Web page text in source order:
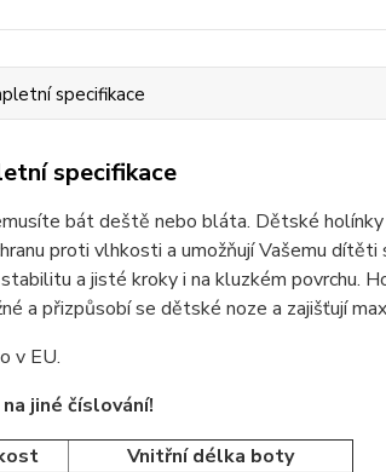
specifikace
specifikace
bát deště nebo bláta. Dětské
proti vlhkosti a umožňují Vašemu dítěti
a jisté kroky i na kluzkém povrchu.
a přizpůsobí se dětské noze a zajišťují
v EU.
na jiné číslování!
Vnitřní délka boty